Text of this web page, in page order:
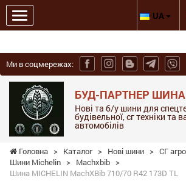
Ми в соцмережах:
БУД-ПАРТНЕР ШИНА
Нові та б/у шини для
будівельної, сг техніки та
автомобілів
UA
Головна > Каталог > Нові шини > СГ
Шини Michelin > Machxbib >
Шина MICHELIN MachXBib 710/70 R42 173D TL